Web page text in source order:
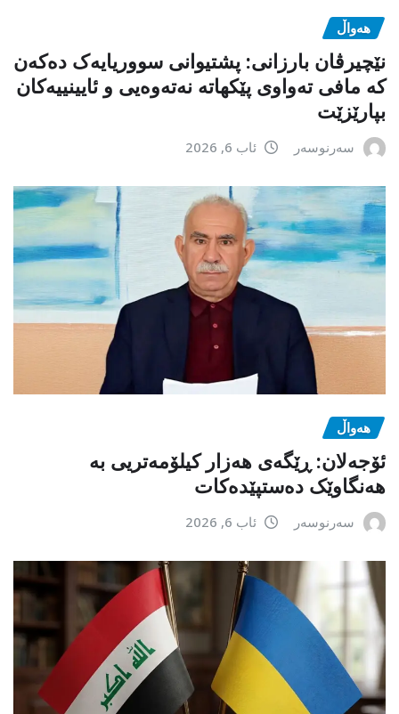
هەواڵ
نێچیرڤان بارزانی: پشتیوانی سووریایەک دەکەن
کە مافی تەواوی پێکهاتە نەتەوەیی و ئایینییەکان
بپارێزێت
سەرنوسەر ئاب 6, 2026
هەواڵ
ئۆجەلان: ڕێگەی هەزار کیلۆمەتریی بە
هەنگاوێک دەستپێدەکات
سەرنوسەر ئاب 6, 2026